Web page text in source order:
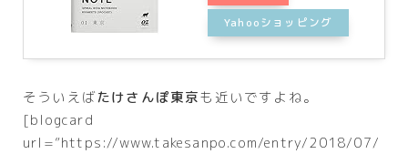
Yahooショッピング
そういえばたけさんぽ東京も近いですよね。
[blogcard
url=”https://www.takesanpo.com/entry/2018/07/